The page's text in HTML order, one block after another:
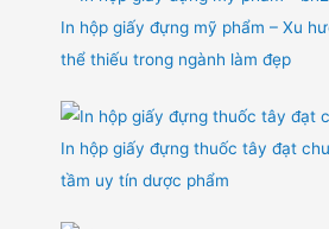
In hộp giấy đựng mỹ phẩm – Xu
thể thiếu trong ngành làm đẹp
In hộp giấy đựng thuốc tây đạt
tầm uy tín dược phẩm